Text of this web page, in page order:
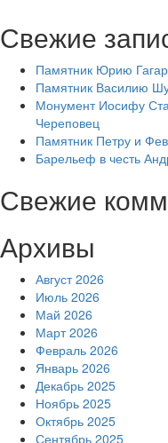
Свежие
Памятник Юрию
Памятник Василию
Монумент Иосифу
Череповец
Памятник Петру и
Барельеф в честь
Свежие
Архивы
Август 2026
Июль 2026
Май 2026
Март 2026
Февраль 2026
Январь 2026
Декабрь 2025
Ноябрь 2025
Октябрь 2025
Сентябрь 2025